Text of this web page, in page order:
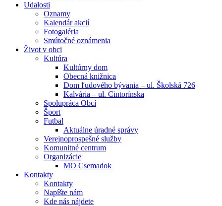
Udalosti
Oznamy
Kalendár akcií
Fotogaléria
Smútočné oznámenia
Život v obci
Kultúra
Kultúrny dom
Obecná knižnica
Dom ľudového bývania – ul. Školská 726
Kalvária – ul. Cintorínska
Spolupráca Obcí
Šport
Futbal
Aktuálne úradné správy
Verejnoprospešné služby
Komunitné centrum
Organizácie
MO Csemadok
Kontakty
Kontakty
Napíšte nám
Kde nás nájdete